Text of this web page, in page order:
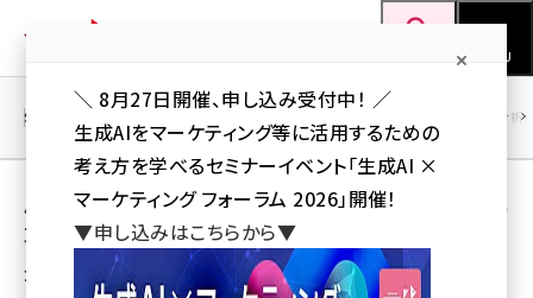
ン
MENU
seo (3532)
SEO アクセス解析／データ分析
用語「さくらインターネット」 が使われている記
事の一覧
全 5 記事中 1 ～ 5 を表示中
＼ 8月27日開催、申し込み受付中！ ／
生成AIをマーケティング等に活用するための
考え方を学べるセミナーイベント「生成AI ×
マーケティング フォーラム 2026」開催！
▼申し込みはこちらから▼